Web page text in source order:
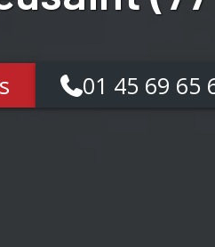
01 45 69 65